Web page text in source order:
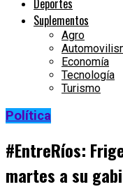
Deportes
Suplementos
Agro
Economía
Tecnología
Turismo
Política
#EntreRíos:
martes a su